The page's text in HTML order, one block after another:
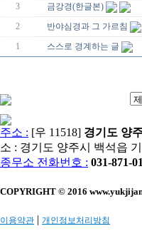
3
금강경(한글본)
2
반야심경과 그 가르침
1
스스로 경계하는 글
주소 : [우 11518] 경기도 양
소 : 경기도 양주시 백석읍
종무소 전화번호 : 031-871-
COPYRIGHT © 2016
이용약관 | 개인정보처리방침